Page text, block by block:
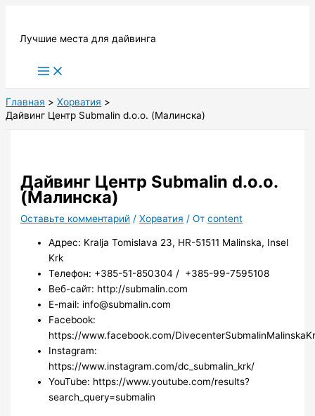
содержимому
Лучшие места для дайвинга
Main
Menu
Главная
Хорватия
Дайвинг Центр Submalin d.o.o. (Малинска)
Дайвинг Центр Submalin d.o.o.
(Малинска)
Оставьте комментарий /Хорватия / Отcontent
Адрес: Kralja Tomislava 23, HR-51511 Malinska, Insel
Krk
Телефон: +385-51-850304 / +385-99-7595108
Веб-сайт: http://submalin.com
E-mail: info@submalin.com
Facebook:
https://www.facebook.com/
Instagram:
https://www.instagram.com/dc_submalin_krk/
YouTube: https://www.youtube.com/results?
search_query=submalin